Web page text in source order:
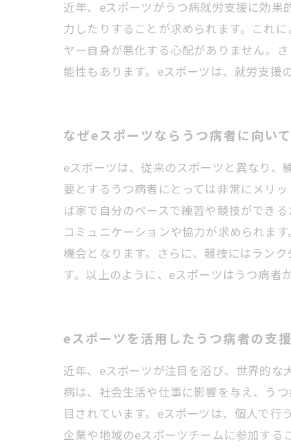
近年、eスポーツがうつ病就労支援に効
力したりすることが求められます。これ
ヤー自身が悪化する心配がありません。
能性もあります。eスポーツは、就労支援
なぜeスポーツならうつ病者に向い
eスポーツは、従来のスポーツと異なり、
要とするうつ病者にとっては非常にメリ
ば家で自分のペースで練習や競技ができ
コミュニケーションや協力が求められま
機会となります。さらに、競技にはラン
す。以上のように、eスポーツはうつ病者
eスポーツを活用したうつ病者の支
近年、eスポーツが注目を浴び、世界的な
病は、社会生活や仕事に影響を与え、う
目されています。eスポーツは、個人で行
企業や地域のeスポーツチームに参加する